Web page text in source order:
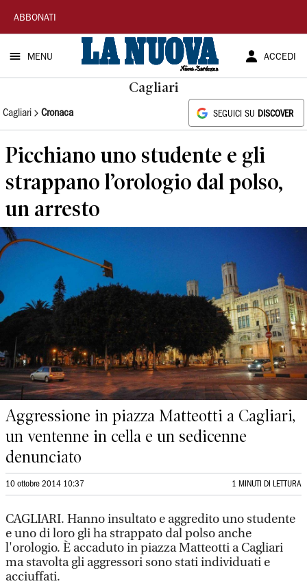
La
Nuova
Sardegna
ABBONATI
MENU ACCEDI
Cagliari
Cagliari Cronaca SEGUICI SU DISCOVER
Picchiano uno studente e gli
strappano l’orologio dal polso,
un arresto
Aggressione in piazza Matteotti a Cagliari,
un ventenne in cella e un sedicenne
denunciato
10 ottobre 2014 10:37 1 MINUTI DI LETTURA
CAGLIARI. Hanno insultato e aggredito uno studente
e uno di loro gli ha strappato dal polso anche
l'orologio. È accaduto in piazza Matteotti a Cagliari
ma stavolta gli aggressori sono stati individuati e
acciuffati.